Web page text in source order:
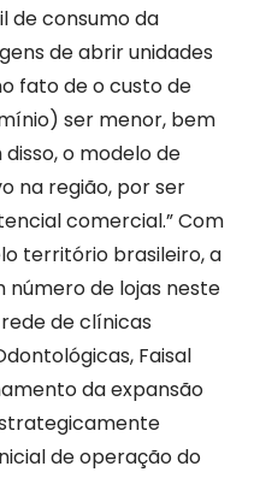
de consumo da
de abrir unidades
fato de o custo de
ser menor, bem
o modelo de
na região, por ser
comercial.” Com
território brasileiro, a
número de lojas neste
de clínicas
Faisal
da expansão
de operação do